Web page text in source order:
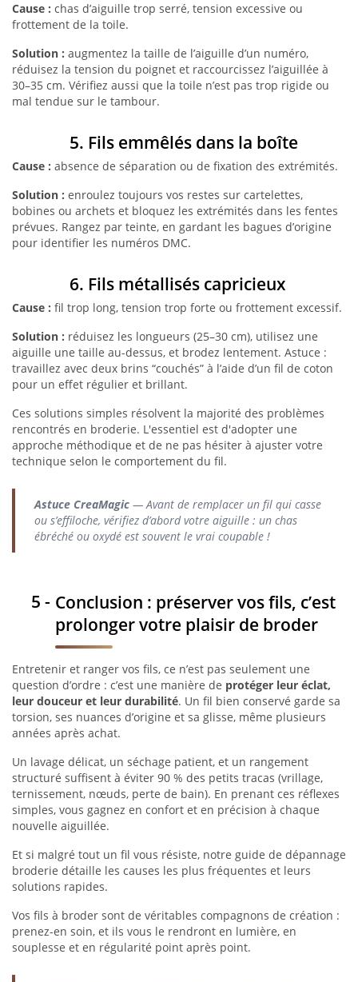
Cause : chas d’aiguille trop serré, tension excessive ou
frottement de la toile.
Solution : augmentez la taille de l’aiguille d’un numéro,
réduisez la tension du poignet et raccourcissez l’aiguillée à
30–35 cm. Vérifiez aussi que la toile n’est pas trop rigide ou
mal tendue sur le tambour.
5. Fils emmêlés dans la boîte
Cause : absence de séparation ou de fixation des extrémités.
Solution : enroulez toujours vos restes sur cartelettes,
bobines ou archets et bloquez les extrémités dans les fentes
prévues. Rangez par teinte, en gardant les bagues d’origine
pour identifier les numéros DMC.
6. Fils métallisés capricieux
Cause : fil trop long, tension trop forte ou frottement excessif.
Solution : réduisez les longueurs (25–30 cm), utilisez une
aiguille une taille au-dessus, et brodez lentement. Astuce :
travaillez avec deux brins “couchés” à l’aide d’un fil de coton
pour un effet régulier et brillant.
Ces solutions simples résolvent la majorité des problèmes
rencontrés en broderie. L'essentiel est d'adopter une
approche méthodique et de ne pas hésiter à ajuster votre
technique selon le comportement du fil.
Astuce CreaMagic — Avant de remplacer un fil qui casse
ou s’effiloche, vérifiez d’abord votre aiguille : un chas
ébréché ou oxydé est souvent le vrai coupable !
Conclusion : préserver vos fils, c’est
prolonger votre plaisir de broder
Entretenir et ranger vos fils, ce n’est pas seulement une
question d’ordre : c’est une manière de protéger leur éclat,
leur douceur et leur durabilité. Un fil bien conservé garde sa
torsion, ses nuances d’origine et sa glisse, même plusieurs
années après achat.
Un lavage délicat, un séchage patient, et un rangement
structuré suffisent à éviter 90 % des petits tracas (vrillage,
ternissement, nœuds, perte de bain). En prenant ces réflexes
simples, vous gagnez en confort et en précision à chaque
nouvelle aiguillée.
Et si malgré tout un fil vous résiste, notre guide de dépannage
broderie détaille les causes les plus fréquentes et leurs
solutions rapides.
Vos fils à broder sont de véritables compagnons de création :
prenez-en soin, et ils vous le rendront en lumière, en
souplesse et en régularité point après point.